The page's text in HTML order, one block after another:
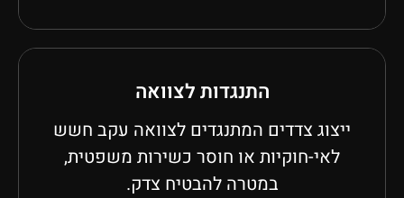
התנגדות לצוואה
ייצוג צדדים המתנגדים לצוואה עקב חשש
לאי-חוקיות או חוסר כשירות משפטית,
במטרה להבטיח צדק.